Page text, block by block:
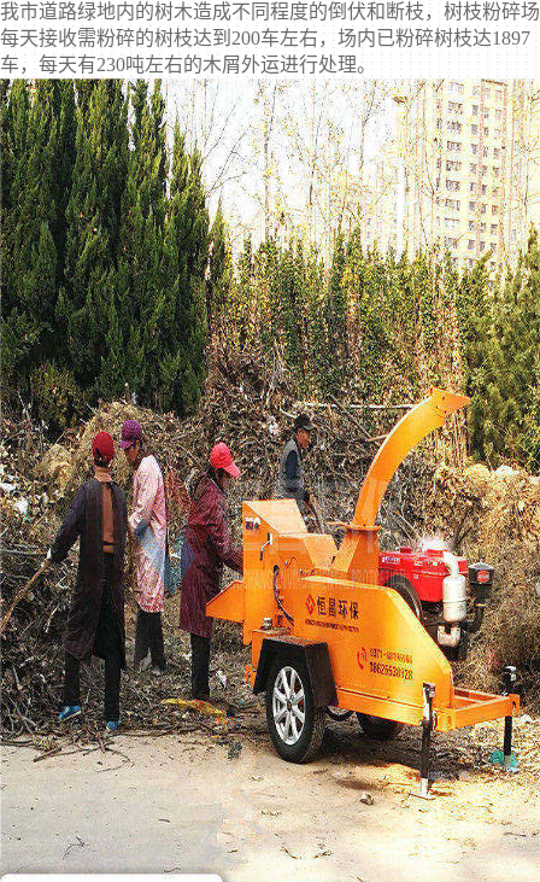
我市道路绿地内的树木造成不同程度的倒伏和断枝，树枝粉碎场
每天接收需粉碎的树枝达到200车左右，场内已粉碎树枝达1897
车，每天有230吨左右的木屑外运进行处理。